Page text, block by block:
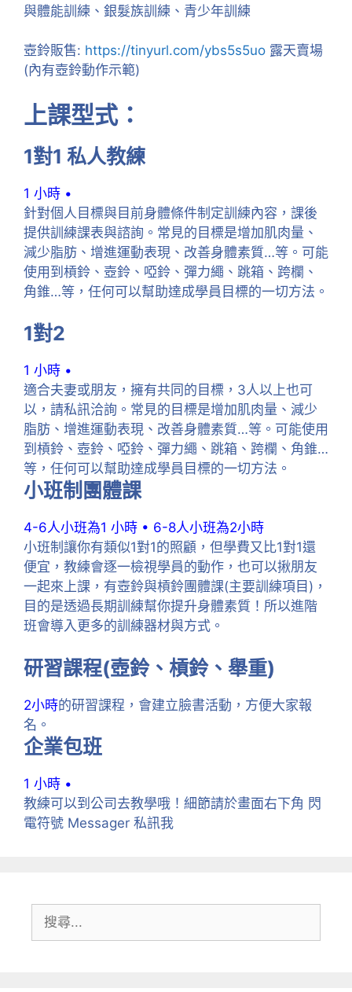
與體能訓練、銀髮族訓練、青少年訓練
壺鈴販售: https://tinyurl.com/ybs5s5uo 露天賣場
(內有壺鈴動作示範)
上課型式：
1對1 私人教練
1 小時 •
針對個人目標與目前身體條件制定訓練內容，課後
提供訓練課表與諮詢。常見的目標是增加肌肉量、
減少脂肪、增進運動表現、改善身體素質…等。可能
使用到槓鈴、壺鈴、啞鈴、彈力繩、跳箱、跨欄、
角錐…等，任何可以幫助達成學員目標的一切方法。
1對2
1 小時 •
適合夫妻或朋友，擁有共同的目標，3人以上也可
以，請私訊洽詢。常見的目標是增加肌肉量、減少
脂肪、增進運動表現、改善身體素質…等。可能使用
到槓鈴、壺鈴、啞鈴、彈力繩、跳箱、跨欄、角錐…
等，任何可以幫助達成學員目標的一切方法。
小班制團體課
4-6人小班為1 小時 • 6-8人小班為2小時
小班制讓你有類似1對1的照顧，但學費又比1對1還
便宜，教練會逐一檢視學員的動作，也可以揪朋友
一起來上課，有壺鈴與槓鈴團體課(主要訓練項目)，
目的是透過長期訓練幫你提升身體素質！所以進階
班會導入更多的訓練器材與方式。
研習課程(壺鈴、槓鈴、舉重)
2小時的研習課程，會建立臉書活動，方便大家報
名。
企業包班
1 小時 •
教練可以到公司去教學哦！細節請於畫面右下角 閃
電符號 Messager 私訊我
尋: